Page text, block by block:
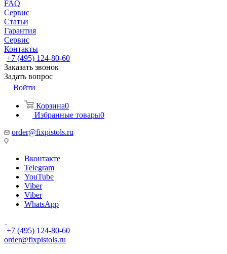
FAQ
Сервис
Статьи
Гарантия
Сервис
Контакты
+7 (495) 124-80-60
Заказать звонок
Задать вопрос
Войти
Корзина0
Избранные товары0
order@fixpistols.ru
Вконтакте
Telegram
YouTube
Viber
Viber
WhatsApp
+7 (495) 124-80-60
order@fixpistols.ru